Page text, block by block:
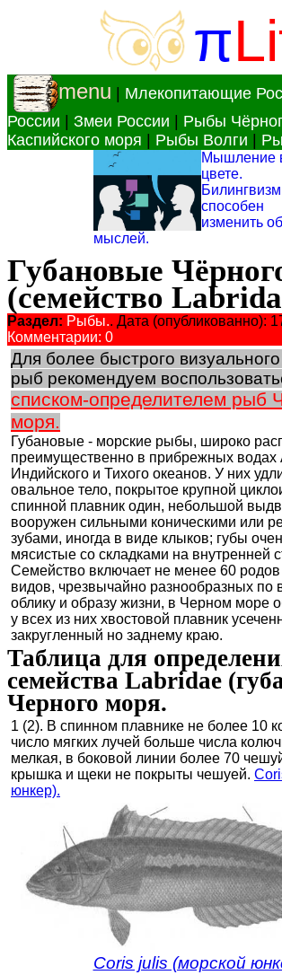
π
menu Млекопитающие
России
Змеи России Рыбы
Каспийского моря
Рыбы Волги
Мышление
цвете.
Билингвизм
способен
изменить
мыслей.
Губановые
(семейство
Раздел: Рыбы.. Дата (опубликованно):
Комментарии: 0
Для более быстрого
рыб рекомендуем
списком-определителем рыб
моря.
Губановые - морские рыбы, широко
преимущественно в прибрежных водах
Индийского и Тихого океанов. У них
овальное тело, покрытое крупной
спинной плавник один, небольшой
вооружен сильными коническими или
зубами, иногда в виде клыков; губы
мясистые со складками на внутренней
Семейство включает не менее 60
видов, чрезвычайно разнообразных по
облику и образу жизни, в Черном море
у всех из них хвостовой плавник
закругленный но заднему краю.
Таблица для
семейства Labridae
Черного моря.
1 (2). В спинном плавнике не более 10
число мягких лучей больше числа
мелкая, в боковой линии более 70
крышка и щеки не покрыты чешуей.
юнкер).
Coris julis (морской